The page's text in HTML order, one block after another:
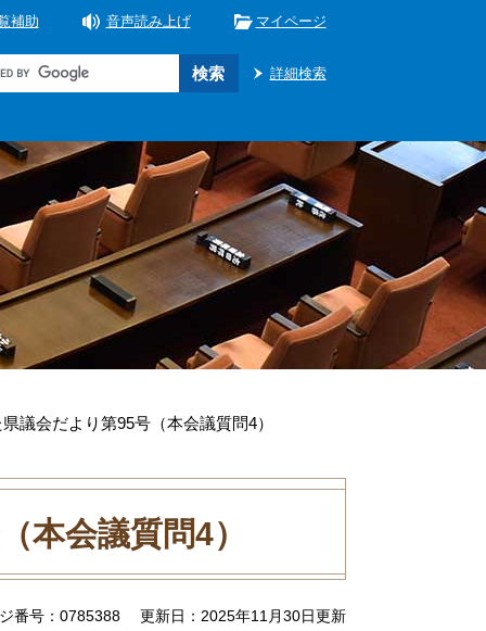
補助 音声読み上げ マイページ
詳細検索
議会だより第95号（本会議質問4）
本会議質問4）
番号：0785388 更新日：2025年11月30日更新